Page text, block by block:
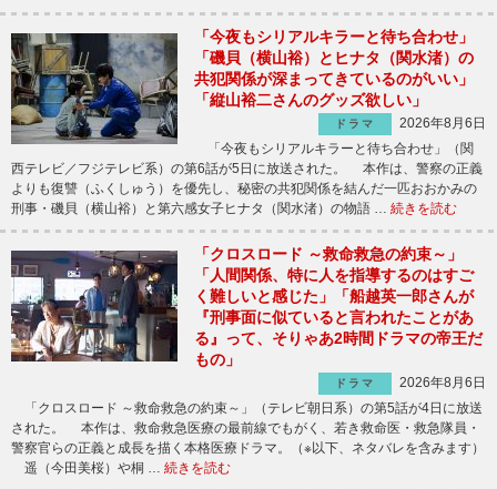
「今夜もシリアルキラーと待ち合わせ」
「磯貝（横山裕）とヒナタ（関水渚）の
共犯関係が深まってきているのがいい」
「縦山裕二さんのグッズ欲しい」
ドラマ
2026年8月6日
「今夜もシリアルキラーと待ち合わせ」（関
西テレビ／フジテレビ系）の第6話が5日に放送された。 本作は、警察の正義
よりも復讐（ふくしゅう）を優先し、秘密の共犯関係を結んだ一匹おおかみの
刑事・磯貝（横山裕）と第六感女子ヒナタ（関水渚）の物語 … 続きを読む
「クロスロード ～救命救急の約束～」
「人間関係、特に人を指導するのはすご
く難しいと感じた」「船越英一郎さんが
『刑事面に似ていると言われたことがあ
る』って、そりゃあ2時間ドラマの帝王だ
もの」
ドラマ
2026年8月6日
「クロスロード ～救命救急の約束～」（テレビ朝日系）の第5話が4日に放送
された。 本作は、救命救急医療の最前線でもがく、若き救命医・救急隊員・
警察官らの正義と成長を描く本格医療ドラマ。（※以下、ネタバレを含みます）
遥（今田美桜）や桐 … 続きを読む